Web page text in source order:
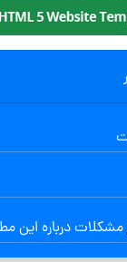
درباره این